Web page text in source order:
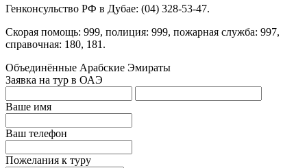
Генконсульство РФ в Дубае: (04) 328-53-47.
Скорая помощь: 999, полиция: 999, пожарная служба: 997,
справочная: 180, 181.
Объединённые Арабские Эмираты
Заявка на тур в ОАЭ
Ваше имя
Ваш телефон
Пожелания к туру